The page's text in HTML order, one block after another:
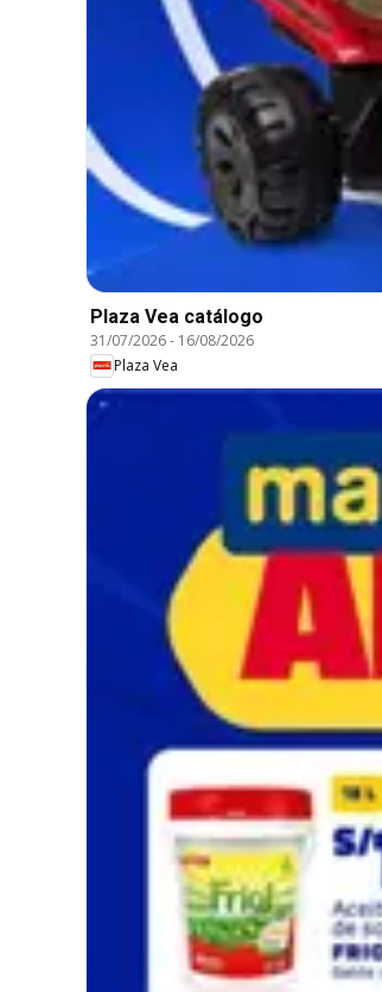
Plaza Vea catálogo
31/07/2026- 16/08/2026
Plaza Vea